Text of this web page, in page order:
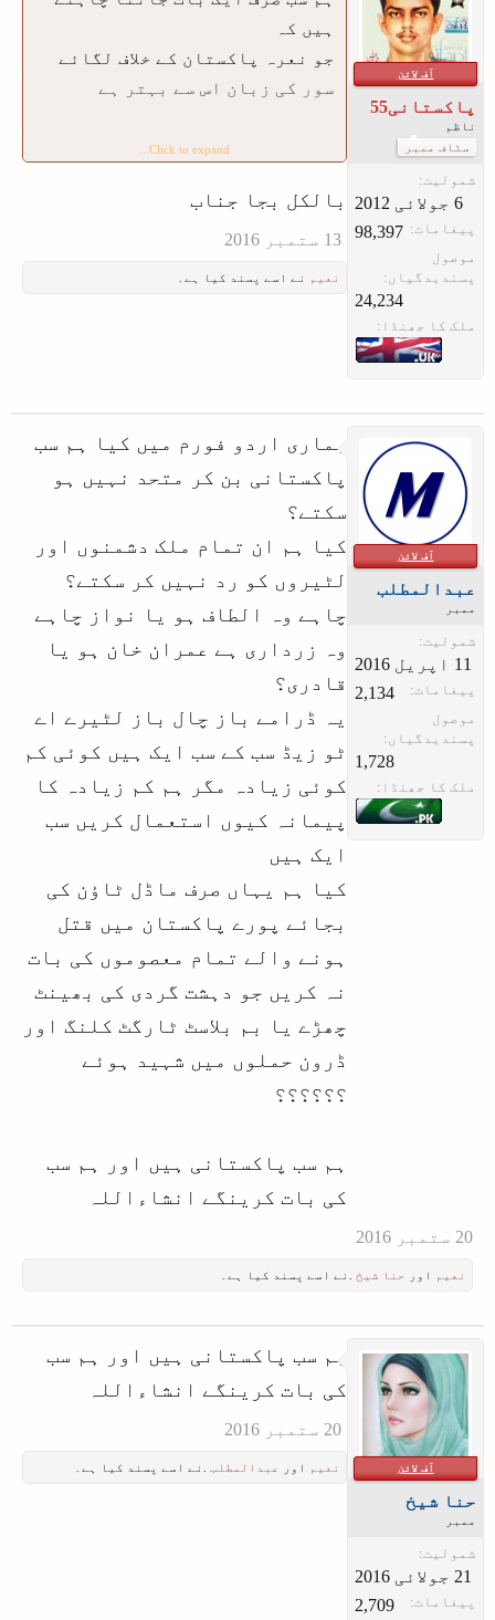
آف لائن
پاکستانی55
ناظم
سٹاف ممبر
شمولیت:
پیغامات: 98,397
موصول
پسندیدگیاں:
24,234
ملک کا جھنڈا:
ہیں کہ
جو نعرہ پاکستان کے خلاف لگائے
سور کی زبان اس سے بہتر ہے
Click to expand...
بالکل بجا جناب
نعیم نے اسے پسند کیا ہے۔
آف لائن
عبدالمطلب
ممبر
شمولیت:
پیغامات: 2,134
موصول
پسندیدگیاں:
1,728
ملک کا جھنڈا:
ہماری اردو فورم میں کیا ہم سب
پاکستانی بن کر متحد نہیں ہو
سکتے؟
کیا ہم ان تمام ملک دشمنوں اور
لٹیروں کو رد نہیں کر سکتے؟
چاہے وہ الطاف ہو یا نواز چاہے
وہ زرداری ہے عمران خان ہو یا
قادری؟
یہ ڈرامے باز چال باز لٹیرے اے
ٹو زیڈ سب کے سب ایک ہیں کوئی کم
کوئی زیادہ مگر ہم کم زیادہ کا
پیمانہ کیوں استعمال کریں سب
ایک ہیں
کیا ہم یہاں صرف ماڈل ٹاؤن کی
بجائے پورے پاکستان میں قتل
ہونے والے تمام معصوموں کی بات
نہ کریں جو دہشت گردی کی بھینٹ
چھڑے یا بم بلاسٹ ٹارگٹ کلنگ اور
ڈرون حملوں میں شہید ہوئے
؟؟؟؟؟؟
ہم سب پاکستانی ہیں اور ہم سب
کی بات کرینگے انشاءاللہ
نعیم اور حنا شیخ .نے اسے پسند کیا ہے۔
آف لائن
حنا شیخ
ممبر
شمولیت:
پیغامات: 2,709
ہم سب پاکستانی ہیں اور ہم سب
کی بات کرینگے انشاءاللہ
نعیم اور عبدالمطلب .نے اسے پسند کیا ہے۔